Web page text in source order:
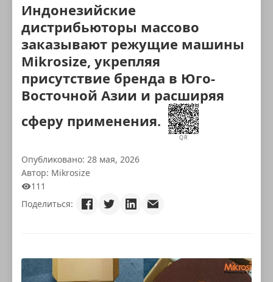
Индонезийские
дистрибьюторы массово
заказывают режущие машины
Mikrosize, укрепляя
присутствие бренда в Юго-
Восточной Азии и расширяя
сферу применения.
QR
Опубликовано: 28 мая, 2026
Автор: Mikrosize
111
Поделиться: